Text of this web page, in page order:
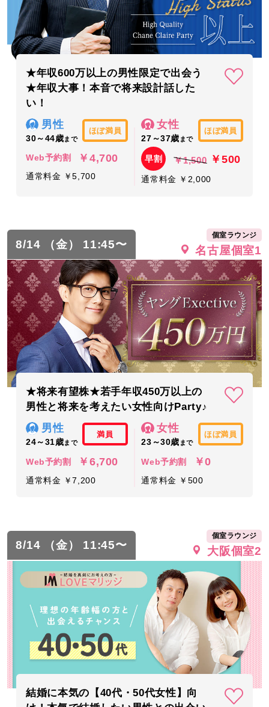
★年収600万以上の男性限定で出会う
★年収大事！本音で将来設計話した
い！
男性
30～44歳まで
ほぼ満員
Web予約割 ￥4,700
通常料金 ￥5,700
女性
27～37歳 まで
ほぼ満員
早割 ￥1,500 ￥500
通常料金 ￥2,000
8/14 （金） 11:45〜
個室ラウンジ
名古屋個室1
★将来有望株★若手年収450万以上の
男性と将来を考えたい女性向けParty♪
男性
24～31歳まで
満員
Web予約割 ￥6,700
通常料金 ￥7,200
女性
23～30歳 まで
ほぼ満員
Web予約割 ￥0
通常料金 ￥500
8/14 （金） 11:45〜
個室ラウンジ
大阪個室2
結婚に本気の【40代・50代女性】向